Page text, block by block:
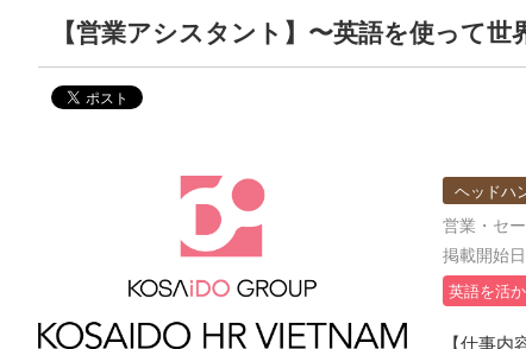
【営業アシスタント】〜英語を使って
ヘッドハ
営業・セ
掲載開始
英語を活
【仕事内